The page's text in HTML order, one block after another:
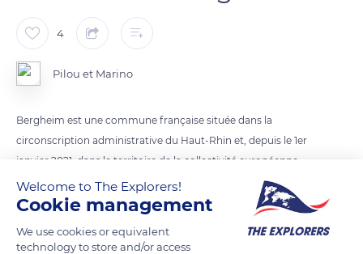
4
Pilou et Marino
Bergheim est une commune française située dans la
circonscription administrative du Haut-Rhin et, depuis le 1er
janvier 2021, dans le territoire de la collectivité européenne
d'Alsace, en région Grand Est.
Bergheimoises.
Welcome to The Explorers!
Cookie management
We use cookies or equivalent
technology to store and/or access